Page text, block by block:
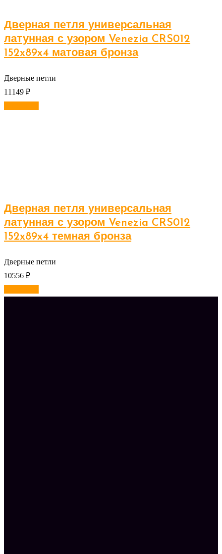
Дверная петля универсальная
латунная с узором Venezia CRS012
152x89x4 матовая бронза
Дверные петли
11149 ₽
Дверная петля универсальная
латунная с узором Venezia CRS012
152x89x4 темная бронза
Дверные петли
10556 ₽